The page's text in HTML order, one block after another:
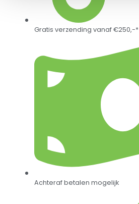
Gratis verzending vanaf €250,-*
Achteraf betalen mogelijk